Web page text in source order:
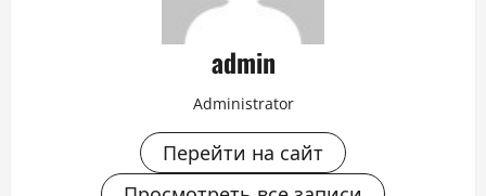
admin
Administrator
Перейти на сайт